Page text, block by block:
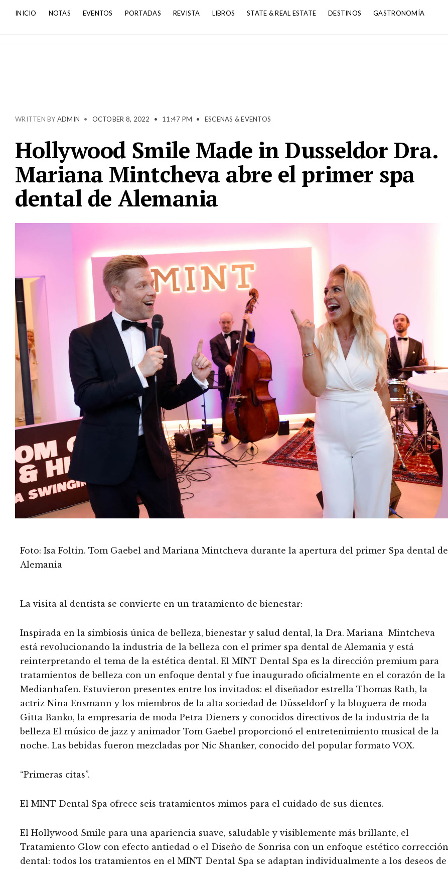
INICIO NOTAS EVENTOS PORTADAS REVISTA LIBROS STATE & REAL ESTATE DESTINOS GASTRONOMÍA
WRITTEN BY ADMIN • OCTOBER 8, 2022 • 11:47 PM • ESCENAS & EVENTOS
Hollywood Smile Made in Dusseldor Dra.
Mariana Mintcheva abre el primer spa
dental de Alemania
Foto: Isa Foltin. Tom Gaebel and Mariana Mintcheva durante la apertura del primer Spa dental de
Alemania
La visita al dentista se convierte en un tratamiento de bienestar:
Inspirada en la simbiosis única de belleza, bienestar y salud dental, la Dra. Mariana Mintcheva
está revolucionando la industria de la belleza con el primer spa dental de Alemania y está
reinterpretando el tema de la estética dental. El MINT Dental Spa es la dirección premium para
tratamientos de belleza con un enfoque dental y fue inaugurado oficialmente en el corazón de la
Medianhafen. Estuvieron presentes entre los invitados: el diseñador estrella Thomas Rath, la
actriz Nina Ensmann y los miembros de la alta sociedad de Düsseldorf y la bloguera de moda
Gitta Banko, la empresaria de moda Petra Dieners y conocidos directivos de la industria de la
belleza El músico de jazz y animador Tom Gaebel proporcionó el entretenimiento musical de la
noche. Las bebidas fueron mezcladas por Nic Shanker, conocido del popular formato VOX.
“Primeras citas”.
El MINT Dental Spa ofrece seis tratamientos mimos para el cuidado de sus dientes.
El Hollywood Smile para una apariencia suave, saludable y visiblemente más brillante, el
Tratamiento Glow con efecto antiedad o el Diseño de Sonrisa con un enfoque estético corrección
dental: todos los tratamientos en el MINT Dental Spa se adaptan individualmente a los deseos de